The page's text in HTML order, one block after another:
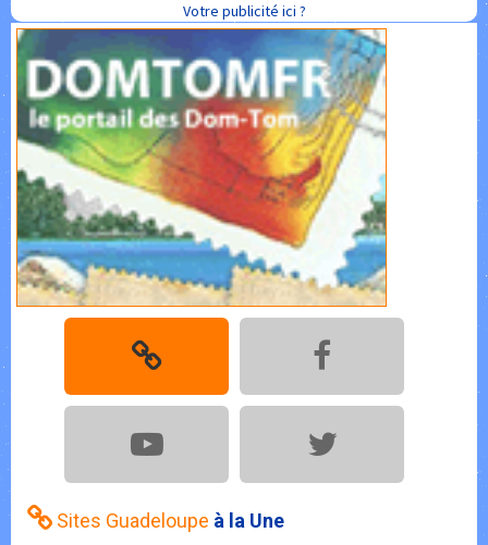
Votre publicité ici ?
Sites Guadeloupe à la Une